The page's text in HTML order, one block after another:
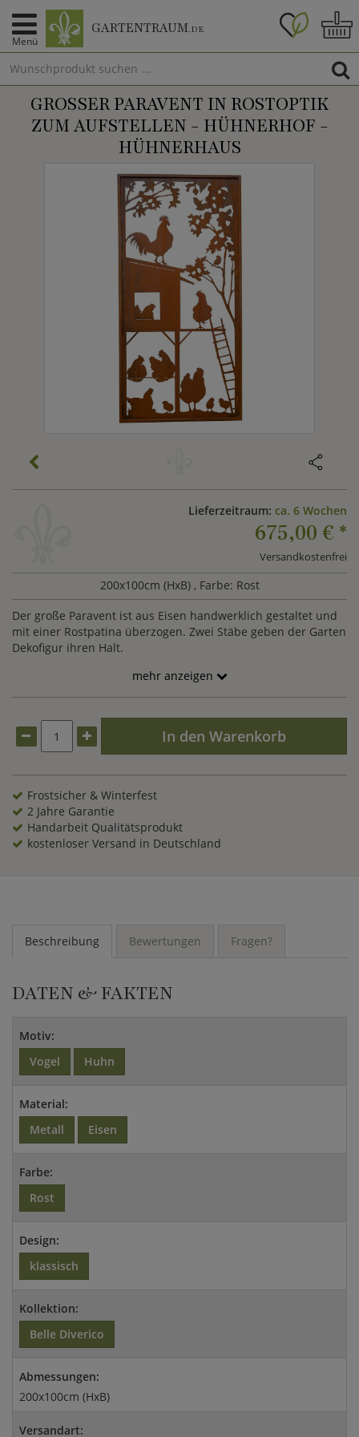
Menü
GARTENTRAUM.DE
GROSSER PARAVENT IN ROSTOPTIK Z
UM AUFSTELLEN - HÜHNERHOF - H
ÜHNERHAUS
Lieferzeitraum: ca. 6 Wochen
675,00 € *
Versandkostenfrei
200x100cm (HxB) , Farbe: Rost
Der große Paravent ist aus Eisen handwerklich gestaltet und
mit einer Rostpatina überzogen. Zwei Stäbe geben der Garten
Dekofigur ihren Halt.
mehr anzeigen
In den Warenkorb
Frostsicher & Winterfest
2 Jahre Garantie
Handarbeit Qualitätsprodukt
kostenloser Versand in Deutschland
Beschreibung Bewertungen Fragen?
DATEN & FAKTEN
Motiv:
Vogel
Huhn
Material:
Metall
Eisen
Farbe:
Rost
Design:
klassisch
Kollektion:
Belle Diverico
Abmessungen:
200x100cm (HxB)
Versandart: